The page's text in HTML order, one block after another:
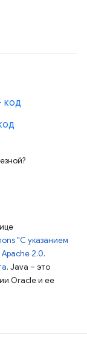
код
"С указанием
2.0.
. Java – это
Oracle и ее